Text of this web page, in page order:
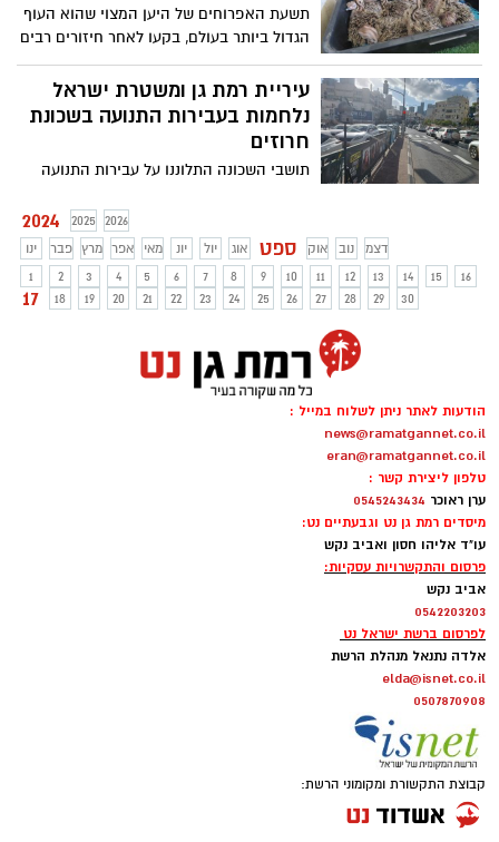
תשעת האפרוחים של היען המצוי שהוא העוף
הגדול ביותר בעולם, בקעו לאחר חיזורים רבים
מצידו של פארוק היען
עיריית רמת גן ומשטרת ישראל
נלחמות בעבירות התנועה בשכונת
חרוזים
תושבי השכונה התלוננו על עבירות התנועה
שהובילה לעשרות דוחות שנרשמו במקום2024 2025
2026
ינו
פבר מרץ אפר מאי יונ יול אוג ספט אוק נוב
דצמ
1
2 3 4 5 6 7 8 9 10 11 12 13 14 15 16
17 18 19 20 21 22 23 24 25 26 27 28 29 30
הודעות לאתר ניתן לשלוח במייל :
news@ramatgannet.co.il
eran@ramatgannet.co.il
טלפון ליצירת קשר :
ערן ראוכר 0545243434
מיסדים רמת גן נט וגבעתיים נט:
עו"ד אליהו חסון ואביב נקש
פרסום והתקשרויות עסקיות:
אביב נקש
0542203203
לפרסום ברשת ישראל נט
אלדה נתנאל מנהלת הרשת
elda@isnet.co.il
0507870908
קבוצת התקשורת ומקומוני הרשת: